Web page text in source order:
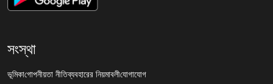
সংস্থা
ভূমিকাগোপনীয়তা নীতিব্যবহারের নিয়মাবলীযোগাযোগ